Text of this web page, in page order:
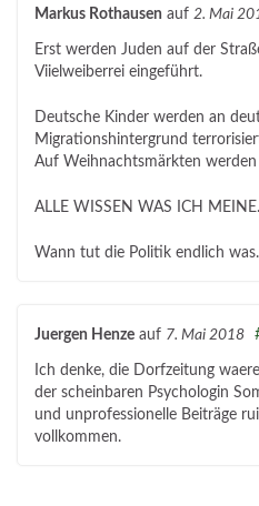
Markus Rothausen auf 2. Mai
Erst werden Juden auf der
Viielweiberrei eingeführt.
Deutsche Kinder werden an
Migrationshintergrund
Auf Weihnachtsmärkten
ALLE WISSEN WAS ICH MEINE.
Wann tut die Politik endlich was.
Juergen Henze auf 7. Mai 2018
Ich denke, die Dorfzeitung
der scheinbaren Psychologin
und unprofessionelle Beiträge
vollkommen.